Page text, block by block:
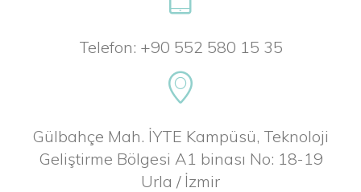
Telefon: +90 552 580 15 35
Gülbahçe Mah. İYTE Kampüsü, Teknoloji
Geliştirme Bölgesi A1 binası No: 18-19
Urla / İzmir